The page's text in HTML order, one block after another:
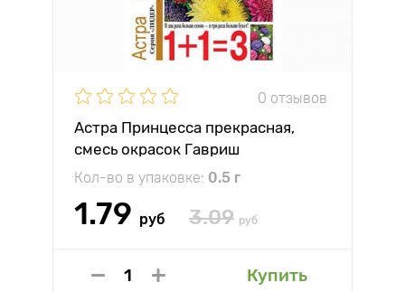
0 отзывов
Астра Принцесса прекрасная,
смесь окрасок Гавриш
Кол-во в упаковке: 0.5 г
1.79 руб 3.09 руб
Купить